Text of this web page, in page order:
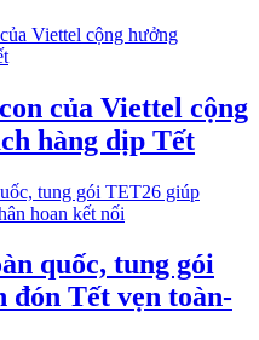
của Viettel cộng
hàng dịp Tết
quốc, tung gói
đón Tết vẹn toàn-